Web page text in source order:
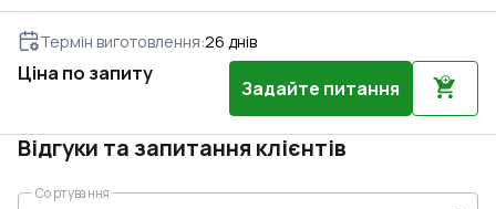
Термін виготовлення:26 днів
Ціна по запиту
Задайте питання
Відгуки та запитання клієнтів
Сортування